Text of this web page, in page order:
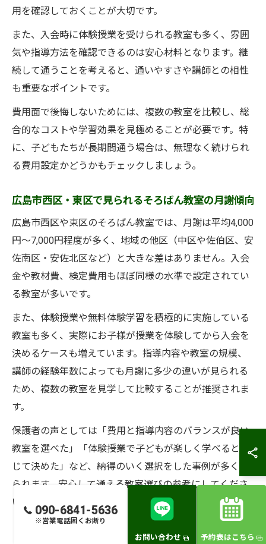
用を確認しておくことが大切です。
また、入会時に体験授業を受けられる教室も多く、雰囲
気や指導方法を確認できるのは安心材料となります。継
続して通うことを考えると、通いやすさや講師との相性
も重要なポイントです。
費用面で後悔しないためには、複数の教室を比較し、総
合的なコストや学習効果を見極めることが必要です。特
に、子どもたちが長期間通う場合は、無理なく続けられ
る費用設定かどうかもチェックしましょう。
広島市西区・東区で見られるそろばん教室の月謝傾向
広島市西区や東区のそろばん教室では、月謝は平均4,000
円～7,000円程度が多く、地域の他区（中区や佐伯区、安
佐南区・安佐北区など）と大きな差はありません。入会
金や教材費、検定費用もほぼ同様の水準で設定されてい
る教室が多いです。
また、体験授業や無料体験学習を積極的に実施している
教室も多く、実際にお子様が授業を体験してから入会を
決めるケースも増えています。指導内容や教室の規模、
講師の経験年数によっても月謝に多少の違いが見られる
ため、複数の教室を見学して比較することが推奨されま
す。
保護者の声としては「費用と指導内容のバランスが良い
教室を選べた」「体験授業で子どもが楽しく学べると感
じて決めた」など、納得のいく選択をした事例が多く見
られます。安心して通える教室選びの参考にしてくださ
い。
090-6841-5636
※営業電話固くお断り
お問い合わせ 予約表はこちら